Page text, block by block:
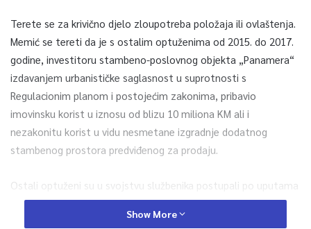
Terete se za krivično djelo zloupotreba položaja ili ovlaštenja.
Memić se tereti da je s ostalim optuženima od 2015. do 2017.
godine, investitoru stambeno-poslovnog objekta „Panamera“
izdavanjem urbanističke saglasnost u suprotnosti s
Regulacionim planom i postojećim zakonima, pribavio
imovinsku korist u iznosu od blizu 10 miliona KM ali i
nezakonitu korist u vidu nesmetane izgradnje dodatnog
stambenog prostora predviđenog za prodaju.
Ostali optuženi su u svojstvu službenika postupali po uputama
optuženog Memića. Isti modus operandi optuženi su primjenili i
kod zahtjeva investitora „Malak Group“.
Show More